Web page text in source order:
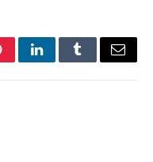
LinkedInTumblrEmail